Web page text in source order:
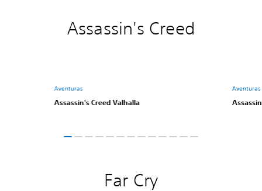
Assassin's Creed
Aventuras
Assassin's Creed Valhalla
Aventuras
Far Cry